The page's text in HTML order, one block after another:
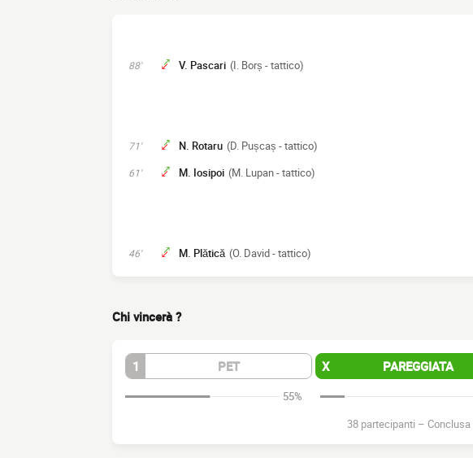
88' V. Pascari (I. Borș - tattico)
71' N. Rotaru (D. Pușcaș - tattico)
61' M. Iosipoi (M. Lupan - tattico)
46' M. Plătică (O. David - tattico)
Chi vincerà ?
1 PET X PAREGGIATA
55%
38 partecipanti – Conclusa